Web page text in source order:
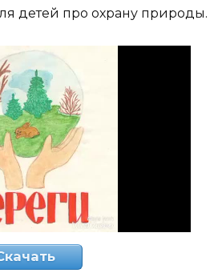
детей про охрану природы.